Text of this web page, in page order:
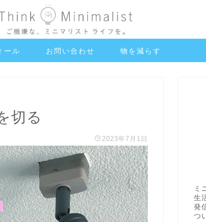
ール お問い合わせ 物を減らす
切る
2023年7月1日
ミ
生
発
つ